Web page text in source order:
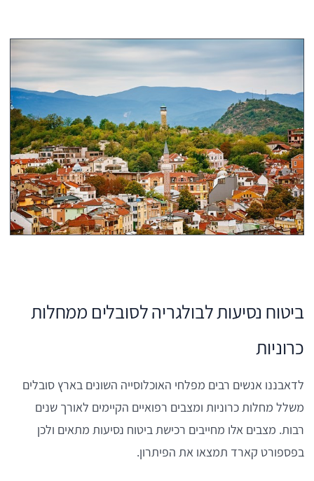
ביטוח נסיעות לבולגריה לסובלים ממחלות
כרוניות
לדאבננו אנשים רבים מפלחי האוכלוסייה השונים בארץ סובלים
משלל מחלות כרוניות ומצבים רפואיים הקיימים לאורך שנים
רבות. מצבים אלו מחייבים רכישת ביטוח נסיעות מתאים ולכן
בפספורט קארד תמצאו את הפיתרון.